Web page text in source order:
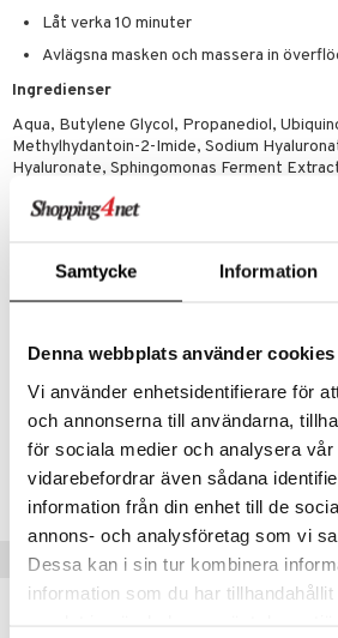
Samtycke Information
Denna webbplats använder cookies
Vi använder enhetsidentifierare för
och annonserna till användarna,
för sociala medier och analysera
vidarebefordrar även sådana
information från din enhet till de
annons- och analysföretag som vi
Dessa kan i sin tur kombinera
information som du har
Låt verka 10 minuter
Avlägsna masken och massera in
Ingredienser
Aqua, Butylene Glycol, Propanediol,
Methylhydantoin-2-Imide, Sodium
Hyaluronate, Sphingomonas Ferment
Extract, Lithothamnion Calcareum Extract,
Caprylic/Capric Triglyceride, Polyglyceryl-10
Citric Acid, Sodium Citrate, 1,2-Hexanediol,
Phenoxyethanol, Parfum
Artikelnr
CNV52-NL-1-XX-XX
Lägsta pris senaste 30 dagarna: 45 kr
Tips till dig